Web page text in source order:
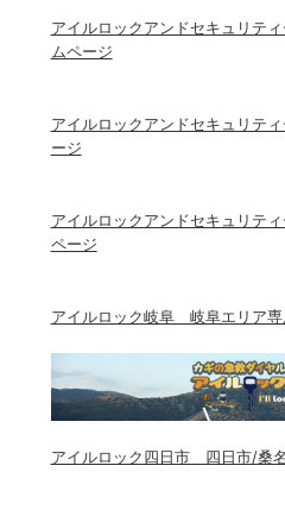
アイルロックアンドセキュリテ
ムページ
アイルロックアンドセキュリテ
ージ
アイルロックアンドセキュリテ
ページ
アイルロック岐阜 岐阜エリア専
アイルロック四日市 四日市/桑